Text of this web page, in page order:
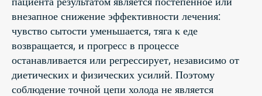
внезапное снижение эффективности лечения:
чувство сытости уменьшается, тяга к еде
возвращается, и прогресс в процессе
останавливается или регрессирует, независимо от
диетических и физических усилий. Поэтому
соблюдение точной цепи холода не является